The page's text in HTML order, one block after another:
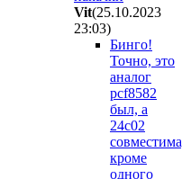
Vit(25.10.2023
23:03)
Бинго!
Точно, это
аналог
pcf8582
был, а
24с02
кроме
одного